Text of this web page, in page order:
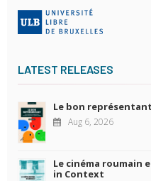
LATEST RELEASES
Le bon représentant
Aug 6, 2026
Le cinéma roumain
in Context